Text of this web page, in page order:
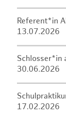
Referent*in
13.07.2026
Schlosser*in
30.06.2026
17.02.2026